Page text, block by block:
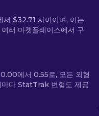
$32.71 사이이며, 이는
러 마켓플레이스에서 구
에서 0.55로, 모든 외형
마다 StatTrak 변형도 제공